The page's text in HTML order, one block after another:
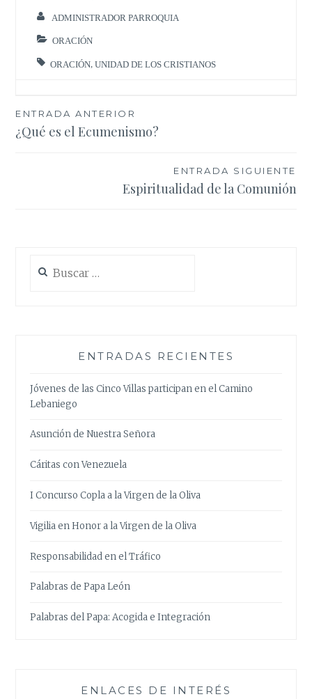
ADMINISTRADOR PARROQUIA
ORACIÓN
ORACIÓN ,UNIDAD DE LOS CRISTIANOS
Navegación
de
ENTRADA ANTERIOR
¿Qué es el Ecumenismo?
ENTRADA SIGUIENTE
Espiritualidad de la Comunión
ENTRADAS RECIENTES
Jóvenes de las Cinco Villas participan en el Camino
Lebaniego
Asunción de Nuestra Señora
Cáritas con Venezuela
I Concurso Copla a la Virgen de la Oliva
Vigilia en Honor a la Virgen de la Oliva
Responsabilidad en el Tráfico
Palabras de Papa León
Palabras del Papa: Acogida e Integración
ENLACES DE INTERÉS